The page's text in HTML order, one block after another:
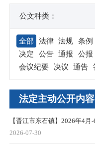
公文种类：
全部 法律 法规 条例
决定
公告 通报 公报
会议纪要
决议 通告
法定主动公开内容
【晋江市东石镇】2026年4
2026-07-30